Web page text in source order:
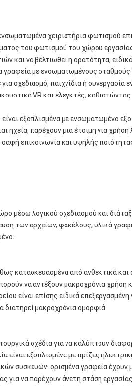
χειριστήρια φωτισμού
του φωτισμού του χώρου
και να βελτιωθεί η ορατότητα,
γραφεία με ενσωματωμένους
σχεδιασμό, παιχνίδια ή συνεργασία
VR και ελεγκτές,
εξοπλισμένα με ενσωματωμένο
ηχεία, παρέχουν μια έτοιμη για
επικοινωνία και υψηλής
μέσω λογικού σχεδιασμού και
των αρχείων, φακέλους, υλικά
κατασκευασμένα από ανθεκτικά
να αντέξουν μακροχρόνια χρήση
είναι επίσης ειδικά επεξεργασμένη
διατηρεί μακροχρόνια ομορφιά.
σχέδια για να καλύπτουν
είναι εξοπλισμένα με πρίζες
συσκευών· ορισμένα γραφεία
για να παρέχουν άνετη στάση